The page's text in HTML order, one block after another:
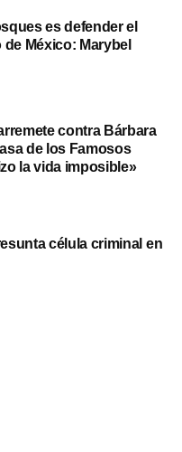
es defender el
México: Marybel
contra Bárbara
de los Famosos
la vida imposible»
célula criminal en